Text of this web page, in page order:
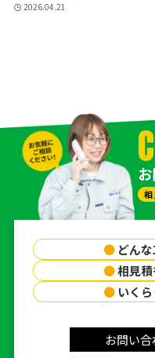
2026.04.21
相
● どん
●相見
● いく
お問い